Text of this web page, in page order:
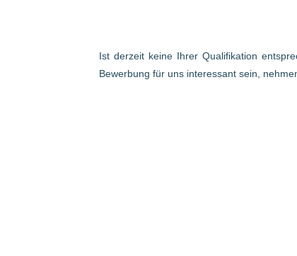
Ist derzeit keine Ihrer Qualifikation
Bewerbung für uns interessant sein,